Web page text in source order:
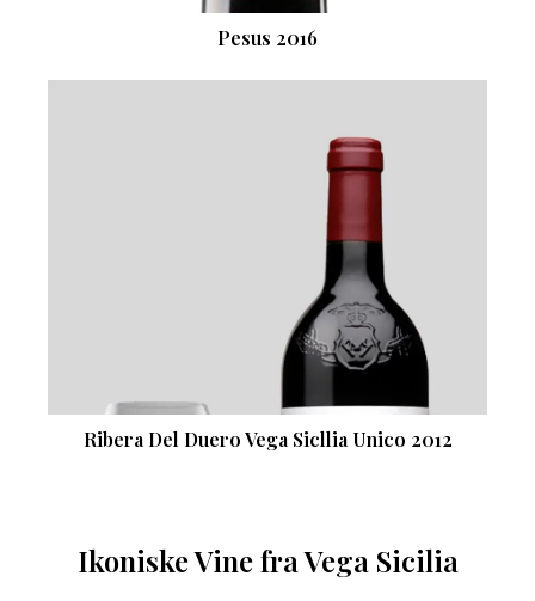
Pesus 2016
Ribera Del Duero Vega Sicllia Unico 2012
Ikoniske Vine fra Vega Sicilia